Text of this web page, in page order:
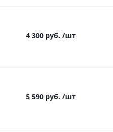
4 300 руб. /шт
5 590 руб. /шт